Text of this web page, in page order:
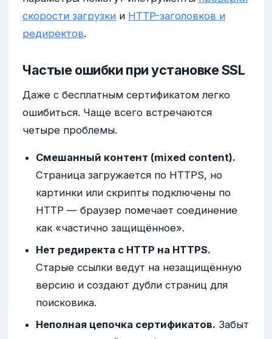
скорости загрузки и HTTP-заголовков и
редиректов.
Частые ошибки при установке SSL
Даже с бесплатным сертификатом легко
ошибиться. Чаще всего встречаются
четыре проблемы.
Смешанный контент (mixed content).
Страница загружается по HTTPS, но
картинки или скрипты подключены по
HTTP — браузер помечает соединение
как «частично защищённое».
Нет редиректа с HTTP на HTTPS.
Старые ссылки ведут на незащищённую
версию и создают дубли страниц для
поисковика.
Неполная цепочка сертификатов. Забыт